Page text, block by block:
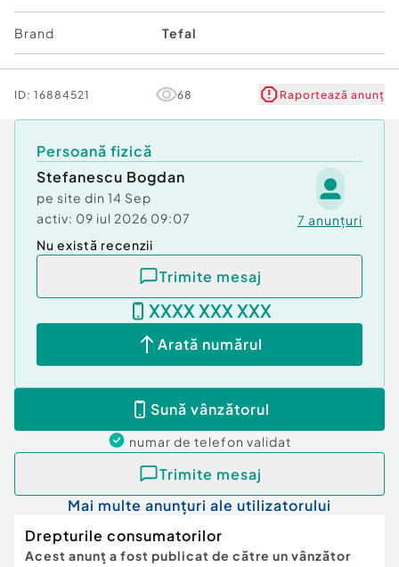
Lumina incorporata;
Pauza automata cand usa e deschisa;
Capacitate cos: 6L;
Capacitate produs: 12L;
Caracteristici generale
Tip incastrare
Standard
Utilizare
Rezidential
Tip friteuza
Cu aer cald
Putere
1400 W
15 l
Capacitate mancare
Tip panou de comanda
Touch screen
Tip alimentare
Numar programe
Interval temperatura
60-220C
Brand Tefal
ID: 16884521 68 Raportează anunț
Persoană fizică
Stefanescu Bogdan
pe site din 14 Sep
activ: 09 iul 2026 09:07 7 anunțuri
Nu există recenzii
Trimite mesaj
XXXX XXX XXX
Arată numărul
Sună vânzătorul
numar de telefon validat
Trimite mesaj
Mai multe anunțuri ale utilizatorului
Drepturile consumatorilor
Acest anunț a fost publicat de către un vânzător